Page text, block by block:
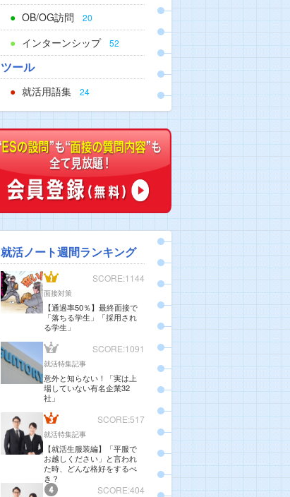
OB/OG訪問 20
インターンシップ 52
ツール
就活用語集 24
就活ノート週間ランキング
SCORE:1144
面接対策
【通過率50％】最終面接で
「落ちる学生」「採用され
る学生」
SCORE:1091
就活特集記事
意外と知らない！「実は上
場していない有名企業32
社」
SCORE:517
就活特集記事
【就活生服装編】「平服で
お越しください」と言われ
た時、どんな格好をするべ
き？
SCORE:404